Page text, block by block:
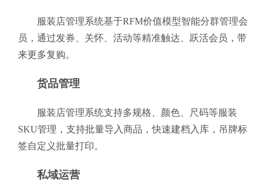
服装店管理系统基于RFM价值模型智能分群管理会
员，通过发券、关怀、活动等精准触达、跃活会员，带
来更多复购。
货品管理
服装店管理系统支持多规格、颜色、尺码等服装
SKU管理，支持批量导入商品，快速建档入库，吊牌标
签自定义批量打印。
私域运营